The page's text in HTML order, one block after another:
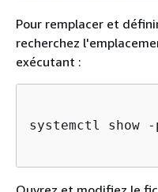
Pour remplacer et
recherchez
exécutant :
systemctl show -